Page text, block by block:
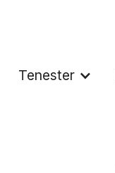
Tenester